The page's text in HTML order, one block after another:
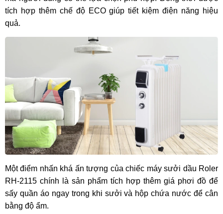
tích hợp thêm chế độ ECO giúp tiết kiệm điện năng hiệu
quả.
Một điểm nhấn khá ấn tượng của chiếc máy sưởi dầu Roler
RH-2115 chính là sản phẩm tích hợp thêm giá phơi đồ để
sấy quần áo ngay trong khi sưởi và hộp chứa nước để cân
bằng độ ẩm.